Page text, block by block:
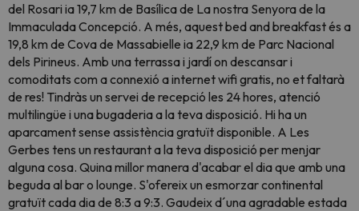
del Rosari ia 19,7 km de Basílica de La nostra Senyora de la
Immaculada Concepció. A més, aquest bed and breakfast és a
19,8 km de Cova de Massabielle ia 22,9 km de Parc Nacional
dels Pirineus. Amb una terrassa i jardí on descansar i
comoditats com a connexió a internet wifi gratis, no et faltarà
de res! Tindràs un servei de recepció les 24 hores, atenció
multilingüe i una bugaderia a la teva disposició. Hi ha un
aparcament sense assistència gratuït disponible. A Les
Gerbes tens un restaurant a la teva disposició per menjar
alguna cosa. Quina millor manera d'acabar el dia que amb una
beguda al bar o lounge. S'ofereix un esmorzar continental
gratuït cada dia de 8:3 a 9:3. Gaudeix d´una agradable estada